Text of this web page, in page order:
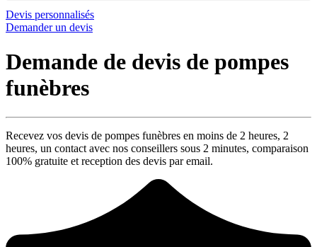
Devis personnalisés
Demander un devis
Demande de devis de pompes
funèbres
Recevez vos devis de pompes funèbres en moins de 2 heures, 2
heures, un contact avec nos conseillers sous 2 minutes, comparaison
100% gratuite et reception des devis par email.